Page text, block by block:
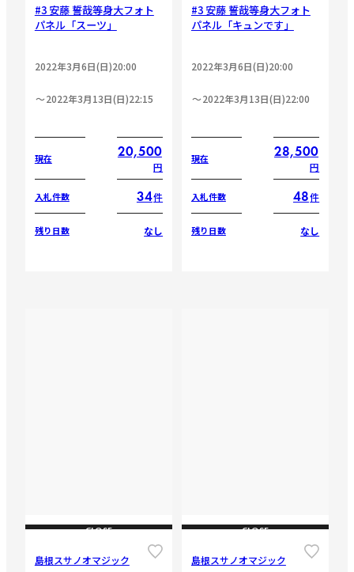
#3 安藤 誓哉等身大フォト
パネル「スーツ」
2022年3月6日(日)20:00
2022年3月13日(日)22:15
現在 20,500
円
入札件数 34件
残り日数 なし
#3 安藤 誓哉等身大フォト
パネル「キュンです」
2022年3月6日(日)20:00
2022年3月13日(日)22:00
現在 28,500
円
入札件数 48件
残り日数 なし
CLOSE
島根スサノオマジック
CLOSE
島根スサノオマジック